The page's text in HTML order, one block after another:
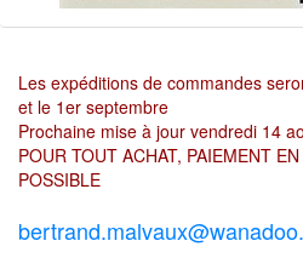
Les expéditions de commandes
et le 1er septembre
Prochaine mise à jour vendredi 14
POUR TOUT ACHAT, PAIEMENT
POSSIBLE